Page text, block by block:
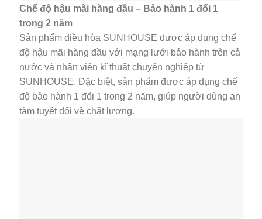
Chế độ hậu mãi hàng đầu – Bảo hành 1 đổi 1
trong 2 năm
Sản phẩm điều hòa SUNHOUSE được áp dụng chế
độ hậu mãi hàng đầu với mạng lưới bảo hành trên cả
nước và nhân viên kĩ thuật chuyên nghiệp từ
SUNHOUSE. Đặc biệt, sản phẩm được áp dụng chế
độ bảo hành 1 đổi 1 trong 2 năm, giúp người dùng an
tâm tuyệt đối về chất lượng.